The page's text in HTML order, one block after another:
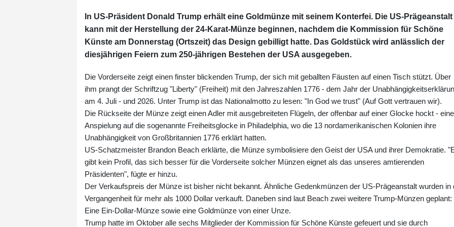
In US-Präsident Donald Trump erhält eine Goldmünze mit seinem Konterfei. Die US-Prägeanstalt
kann mit der Herstellung der 24-Karat-Münze beginnen, nachdem die Kommission für Schöne
Künste am Donnerstag (Ortszeit) das Design gebilligt hatte. Das Goldstück wird anlässlich der
diesjährigen Feiern zum 250-jährigen Bestehen der USA ausgegeben.
Die Vorderseite zeigt einen finster blickenden Trump, der sich mit geballten Fäusten auf einen Tisch stützt. Über
ihm prangt der Schriftzug "Liberty" (Freiheit) mit den Jahreszahlen 1776 - dem Jahr der
am 4. Juli - und 2026. Unter Trump ist das Nationalmotto zu lesen: "In God we trust" (Auf Gott vertrauen wir).
Die Rückseite der Münze zeigt einen Adler mit ausgebreiteten Flügeln, der offenbar auf einer Glocke hockt - eine
Anspielung auf die sogenannte Freiheitsglocke in Philadelphia, wo die 13 nordamerikanischen Kolonien ihre
Unabhängigkeit von Großbritannien 1776 erklärt hatten.
US-Schatzmeister Brandon Beach erklärte, die Münze symbolisiere den Geist der USA und ihrer Demokratie.
gibt kein Profil, das sich besser für die Vorderseite solcher Münzen eignet als das unseres amtierenden
Präsidenten", fügte er hinzu.
Der Verkaufspreis der Münze ist bisher nicht bekannt. Ähnliche Gedenkmünzen der US-Prägeanstalt wurden in
Vergangenheit für mehr als 1000 Dollar verkauft. Daneben sind laut Beach zwei weitere Trump-Münzen geplant:
Eine Ein-Dollar-Münze sowie eine Goldmünze von einer Unze.
Trump hatte im Oktober alle sechs Mitglieder der Kommission für Schöne Künste gefeuert und sie durch